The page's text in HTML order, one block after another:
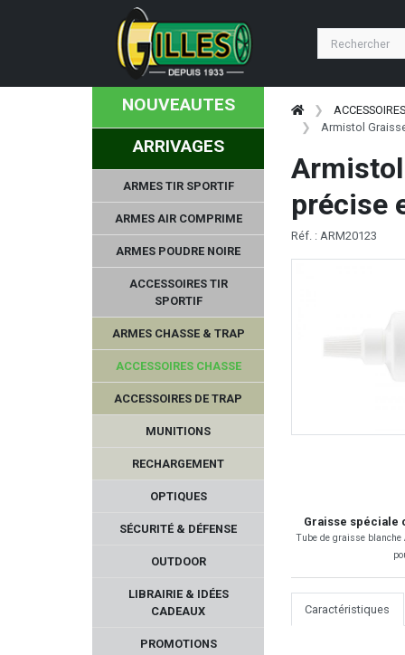
NOUVEAUTES
ARRIVAGES
ARMES TIR SPORTIF
ARMES AIR COMPRIME
ARMES POUDRE NOIRE
ACCESSOIRES TIR
SPORTIF
ARMES CHASSE & TRAP
ACCESSOIRES CHASSE
ACCESSOIRES DE TRAP
MUNITIONS
RECHARGEMENT
OPTIQUES
SÉCURITÉ & DÉFENSE
OUTDOOR
LIBRAIRIE & IDÉES
CADEAUX
PROMOTIONS
Armistol
précise
Réf. : ARM20123
Graisse spéciale
Tube de graisse blanche
Caractéristiques